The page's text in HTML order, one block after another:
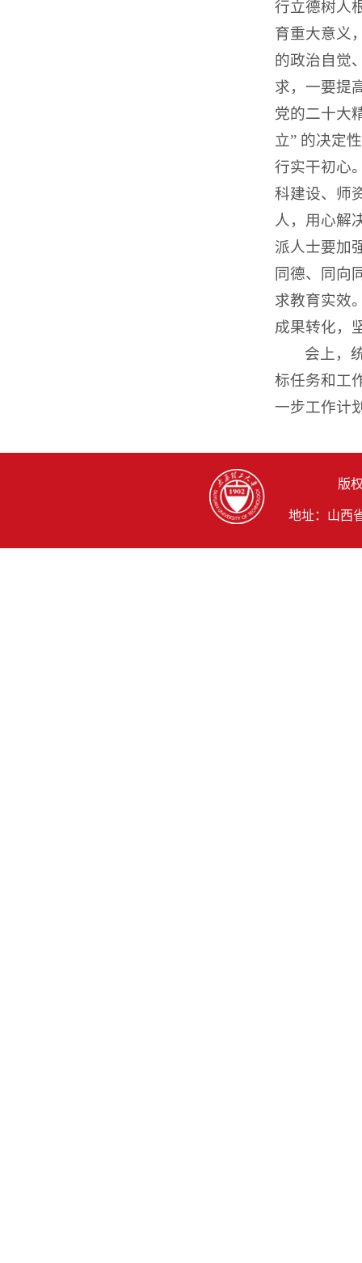
行立德树人
育重大意义
的政治自觉
求，一要提
党的二十大
立” 的决定
行实干初心
科建设、师
人，用心解
派人士要加
同德、同向
求教育实效
成果转化，
会上，
标任务和工
一步工作计
版
地址：山西